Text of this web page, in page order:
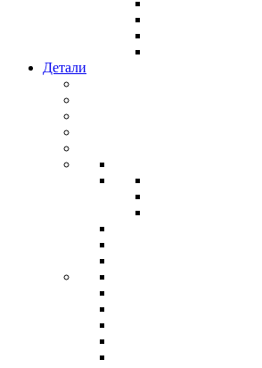
Детали